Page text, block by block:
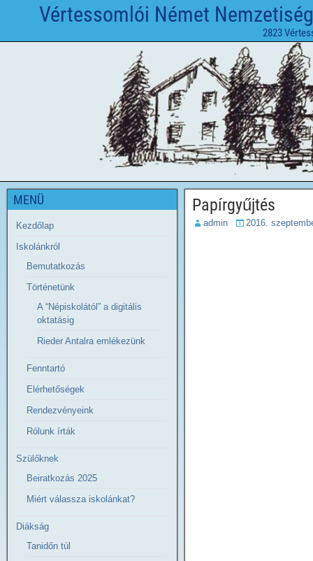
Vértessomlói Német
2823
Papírgyűjtés
admin 2016.
MENÜ
Kezdőlap
Iskolánkról
Bemutatkozás
Történetünk
A “Népiskolától” a digitális
oktatásig
Rieder Antalra emlékezünk
Fenntartó
Elérhetőségek
Rendezvényeink
Rólunk írták
Szülőknek
Beiratkozás 2025
Miért válassza iskolánkat?
Diákság
Tanidőn túl